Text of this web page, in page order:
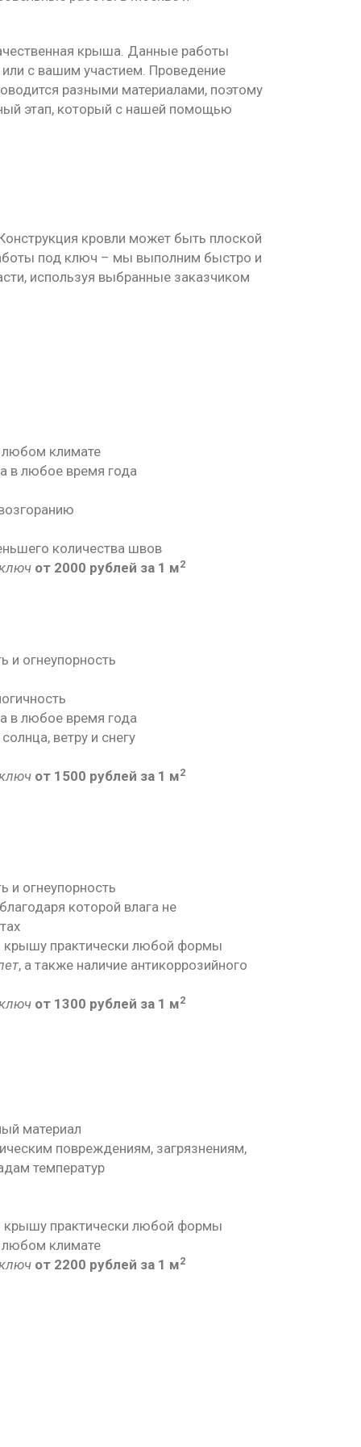
крыша. Данные работы
с вашим участием. Проведение
разными материалами, поэтому
этап, который с нашей помощью
кровли может быть плоской
под ключ – мы выполним быстро и
используя выбранные заказчиком
климате
в любое время года
количества швов
от 2000 рублей за 1 м2
и огнеупорность
в любое время года
ветру и снегу
от 1500 рублей за 1 м2
и огнеупорность
которой влага не
крышу практически любой формы
, а также наличие антикоррозийного
от 1300 рублей за 1 м2
материал
повреждениям, загрязнениям,
температур
крышу практически любой формы
климате
от 2200 рублей за 1 м2